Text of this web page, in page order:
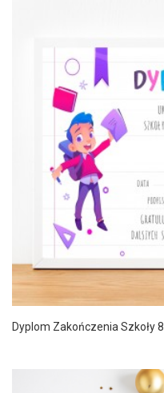
Dyplom Zakończenia Szkoły 8